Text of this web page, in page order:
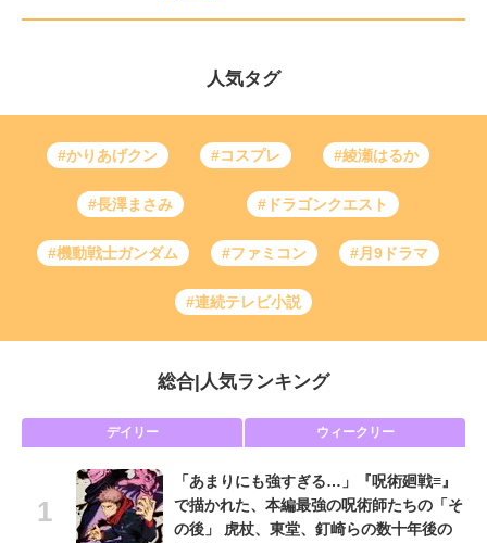
人気タグ
#かりあげクン #コスプレ #綾瀬はるか
#長澤まさみ #ドラゴンクエスト
#機動戦士ガンダム #ファミコン #月9ドラマ
#連続テレビ小説
総合 人気ランキング
デイリー ウィークリー
「あまりにも強すぎる…」『呪術廻戦≡』
で描かれた、本編最強の呪術師たちの「そ
の後」 虎杖、東堂、釘崎らの数十年後の